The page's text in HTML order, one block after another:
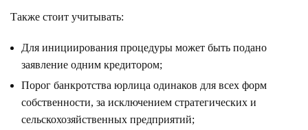
Также стоит учитывать:
Для инициирования процедуры может быть подано
заявление одним кредитором;
Порог банкротства юрлица одинаков для всех форм
собственности, за исключением стратегических и
сельскохозяйственных предприятий;